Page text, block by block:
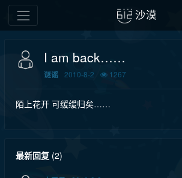
沙漠
I am back……
谜谣 2010-8-2 1267
陌上花开 可缓缓归矣……
最新回复(2)